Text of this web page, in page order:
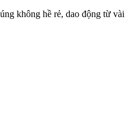
không hề rẻ, dao động từ